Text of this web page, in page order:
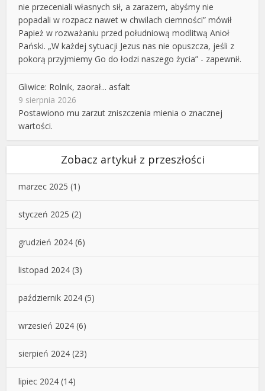
nie przeceniali własnych sił, a zarazem, abyśmy nie
popadali w rozpacz nawet w chwilach ciemności” mówił
Papież w rozważaniu przed południową modlitwą Anioł
Pański. „W każdej sytuacji Jezus nas nie opuszcza, jeśli z
pokorą przyjmiemy Go do łodzi naszego życia” - zapewnił.
Gliwice: Rolnik, zaorał... asfalt
9 sierpnia 2026
Postawiono mu zarzut zniszczenia mienia o znacznej
wartości.
Zobacz artykuł z przeszłości
marzec 2025 (1)
styczeń 2025 (2)
grudzień 2024 (6)
listopad 2024 (3)
październik 2024 (5)
wrzesień 2024 (6)
sierpień 2024 (23)
lipiec 2024 (14)